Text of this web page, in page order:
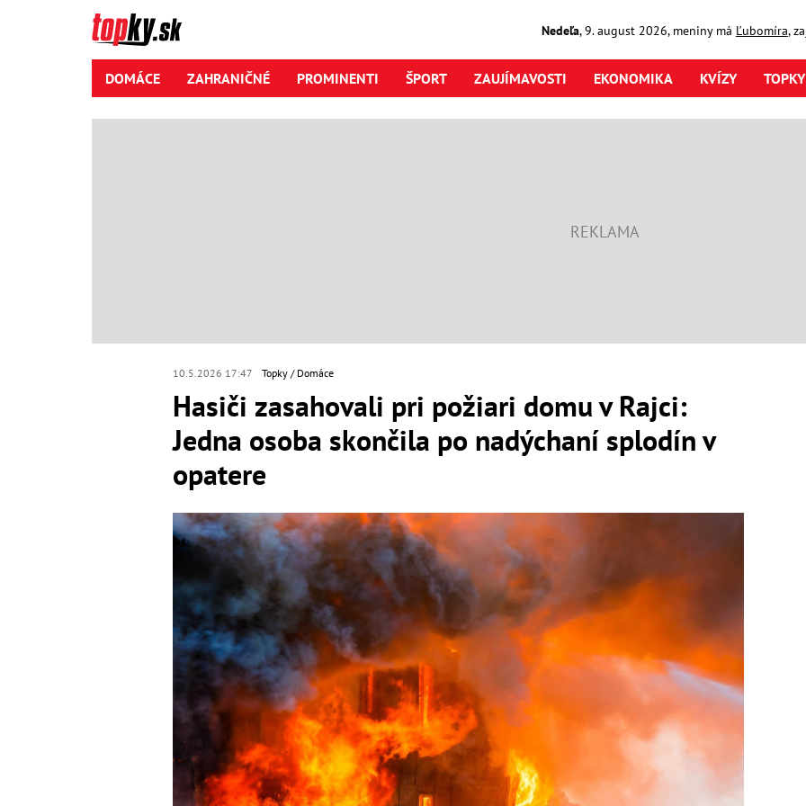
Nedeľa,9. august2026, meniny má Ľubomíra,
DOMÁCE ZAHRANIČNÉ PROMINENTI ŠPORT ZAUJÍMAVOSTI EKONOMIKA KVÍZY
10.5.2026 17:47 Topky Domáce
Hasiči zasahovali pri požiari domu v Rajci:
Jedna osoba skončila po nadýchaní splodín v
opatere